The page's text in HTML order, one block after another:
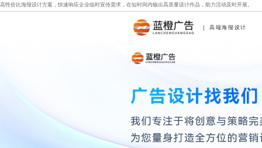
高性价比海报设计方案，快速响应企业临时宣传需求，在短时间内输出高质量设计作品，助力活动及时开展。
高端海报设计